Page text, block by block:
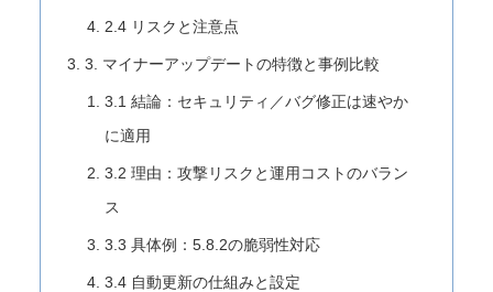
2.4 リスクと注意点
3. マイナーアップデートの特徴と事例比較
3.1 結論：セキュリティ／バグ修正は速やか
に適用
3.2 理由：攻撃リスクと運用コストのバラン
ス
3.3 具体例：5.8.2の脆弱性対応
3.4 自動更新の仕組みと設定